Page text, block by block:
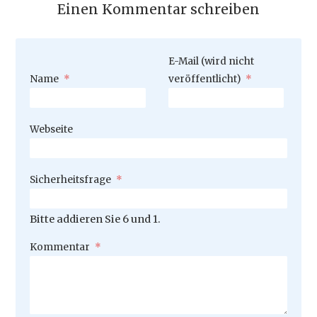
Einen Kommentar schreiben
Pflichtfeld
Name *
Pflichtfeld
E-Mail (wird nicht
veröffentlicht) *
Webseite
Pflichtfeld
Sicherheitsfrage *
Bitte addieren Sie 6 und 1.
Pflichtfeld
Kommentar *